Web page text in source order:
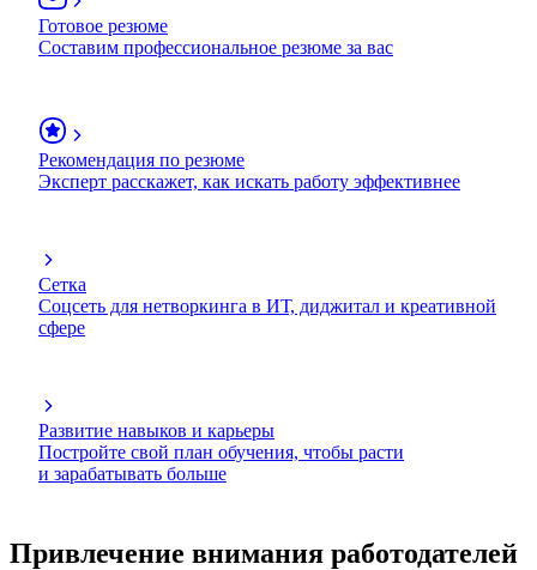
Готовое резюме
Составим профессиональное резюме за вас
Рекомендация по резюме
Эксперт расскажет, как искать работу эффективнее
Сетка
Соцсеть для нетворкинга в ИТ, диджитал и креативной
сфере
Развитие навыков и карьеры
Постройте свой план обучения, чтобы расти
и зарабатывать больше
Привлечение внимания работодателей